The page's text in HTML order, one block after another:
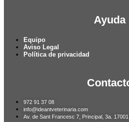
Ayuda
Equipo
Aviso Legal
Política de privacidad
972 91 37 08
info@ideantveterinaria.com
Av. de Sant Francesc 7, Principal, 3a.